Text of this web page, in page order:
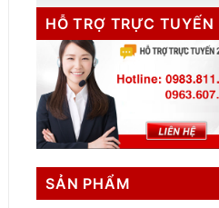
HỖ TRỢ TRỰC TUYẾN
SẢN PHẨM